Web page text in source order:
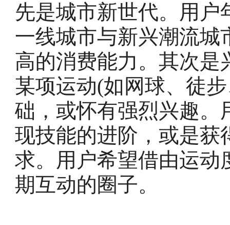
先是城市新世代。用户
一线城市与新兴潮流城
高的消费能力。其次是
某项运动(如网球、徒
础，或怀有强烈兴趣。
现技能的进阶，或是获
求。用户希望借由运动
期互动的圈子。